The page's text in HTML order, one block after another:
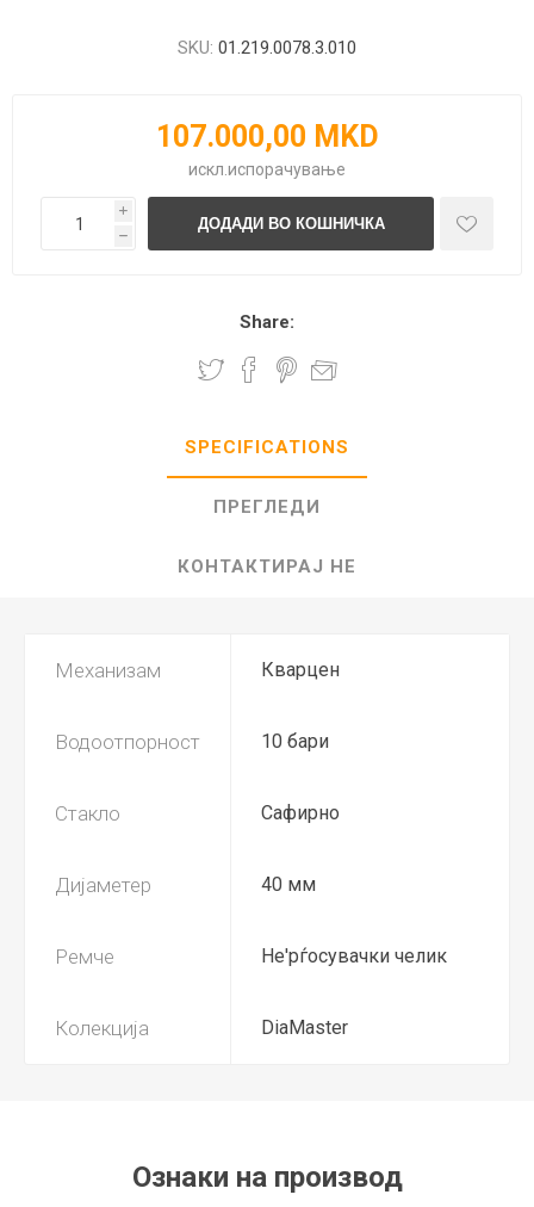
SKU: 01.219.0078.3.010
107.000,00 MKD
искл. испорачување
i
h
Share:
SPECIFICATIONS
ПРЕГЛЕДИ
КОНТАКТИРАЈ НЕ
Механизам Кварцен
Водоотпорност 10 бари
Стакло Сафирно
Дијаметер 40 мм
Ремче Не'рѓосувачки челик
Колекција DiaMaster
Ознаки на производ